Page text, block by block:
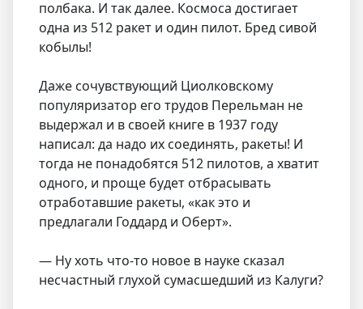
полбака. И так далее. Космоса достигает
одна из 512 ракет и один пилот. Бред сивой
кобылы!
Даже сочувствующий Циолковскому
популяризатор его трудов Перельман не
выдержал и в своей книге в 1937 году
написал: да надо их соединять, ракеты! И
тогда не понадобятся 512 пилотов, а хватит
одного, и проще будет отбрасывать
отработавшие ракеты, «как это и
предлагали Годдард и Оберт».
— Ну хоть что-то новое в науке сказал
несчастный глухой сумасшедший из Калуги?